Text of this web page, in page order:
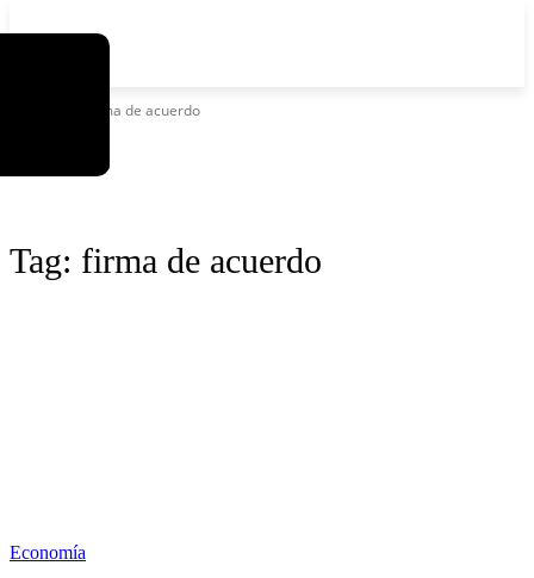
Firma de acuerdo
Tag: firma de acuerdo
Economía